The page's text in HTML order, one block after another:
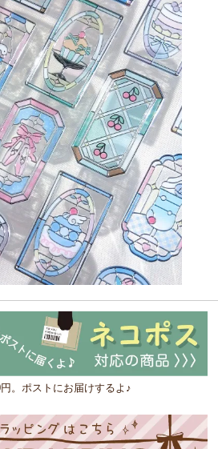
。ポストにお届けするよ♪